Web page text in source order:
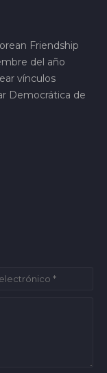
Friendship
del año
vínculos
Democrática de